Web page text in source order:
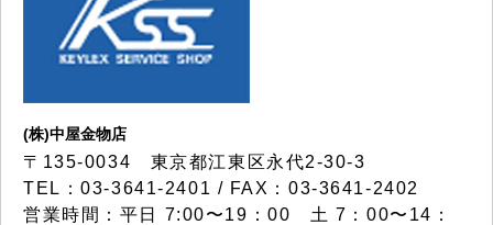
(株)中屋金物店
〒135-0034 東京都江東区永代2-30-3
TEL：03-3641-2401 / FAX：03-3641-2402
営業時間：平日 7:00〜19：00 土 7：00〜14：